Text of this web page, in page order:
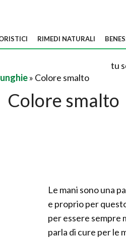
RIMEDI NATURALI
tu
» Colore smalto
Colore smalto
Le mani sono una
e proprio per
per essere sempre
parla di cure per le